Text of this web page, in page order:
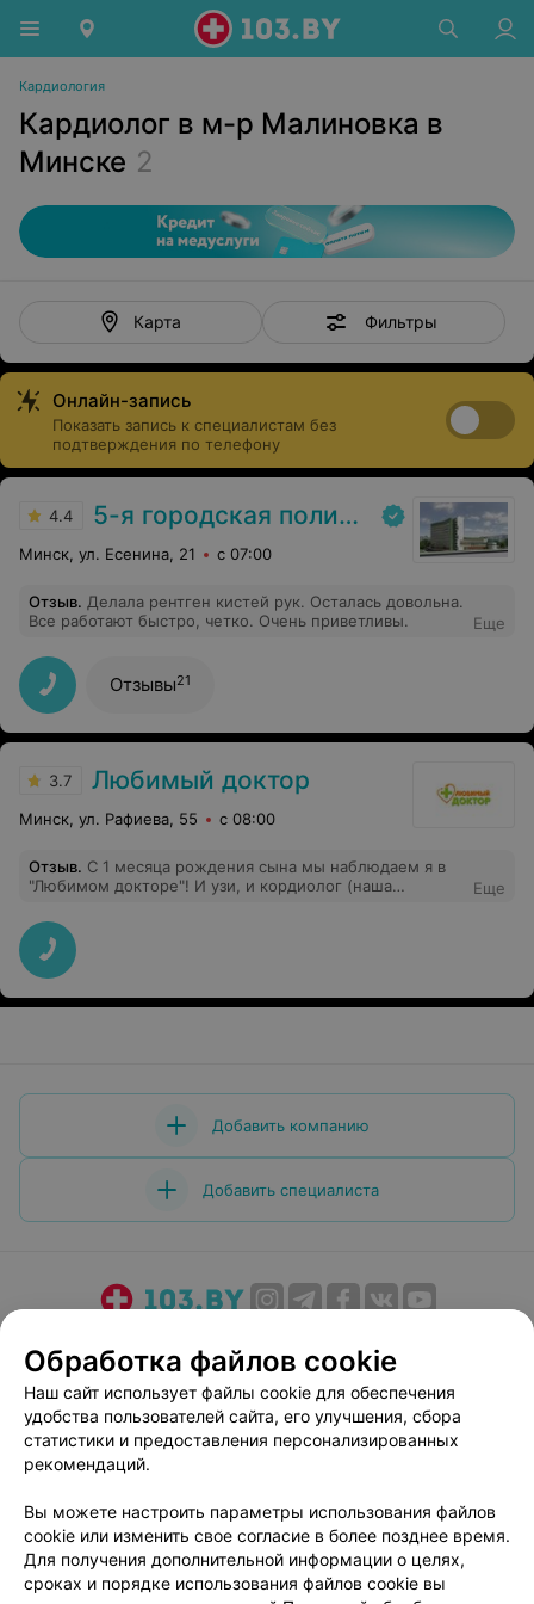
Кардиология
Кардиолог в м-р Малиновка в
Минске 2
Карта Фильтры
Онлайн-запись
Показать запись к специалистам без
подтверждения по телефону
4.4 5-я городская поликлиника
Минск, ул. Есенина, 21 с 07:00
Отзыв. Делала рентген кистей рук. Осталась довольна.
Все работают быстро, четко. Очень приветливы.
Еще
Отзывы21
3.7 Любимый доктор
Минск, ул. Рафиева, 55 с 08:00
Отзыв. С 1 месяца рождения сына мы наблюдаем я в
"Любимом докторе"! И узи, и кордиолог (наша
и наша несравненная педиатр Батракова-всех советую
от души! Девочки-администраторы всегда на связи, и в
соц сетях, всегда подберут удобное время, всегда
подскажут, сориентирубт=) Никогда не возникало
никаких вопросов!!!
Еще
Добавить компанию
Добавить специалиста
Медицинский маркетинг
Публичный договор
Пользовательское соглашение
Способы оплаты
Вакансии
Партнеры
Написать руководителю 103.by
Персональные настройки cookie
Обработка персональных данных
Обработка файлов cookie
Наш сайт использует файлы cookie для обеспечения
удобства пользователей сайта, его улучшения, сбора
статистики и предоставления персонализированных
рекомендаций.
Вы можете настроить параметры использования файлов
cookie или изменить свое согласие в более позднее время.
Для получения дополнительной информации о целях,
сроках и порядке использования файлов cookie вы